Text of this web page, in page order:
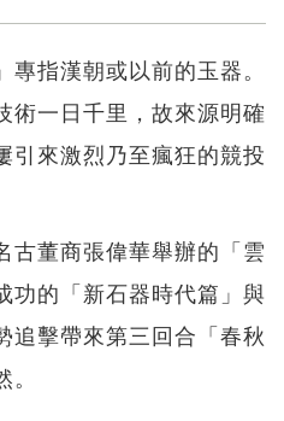
指漢朝或以前的玉器。
術一日千里，故來源明確
引來激烈乃至瘋狂的競投
古董商張偉華舉辦的「雲
功的「新石器時代篇」與
追擊帶來第三回合「春秋